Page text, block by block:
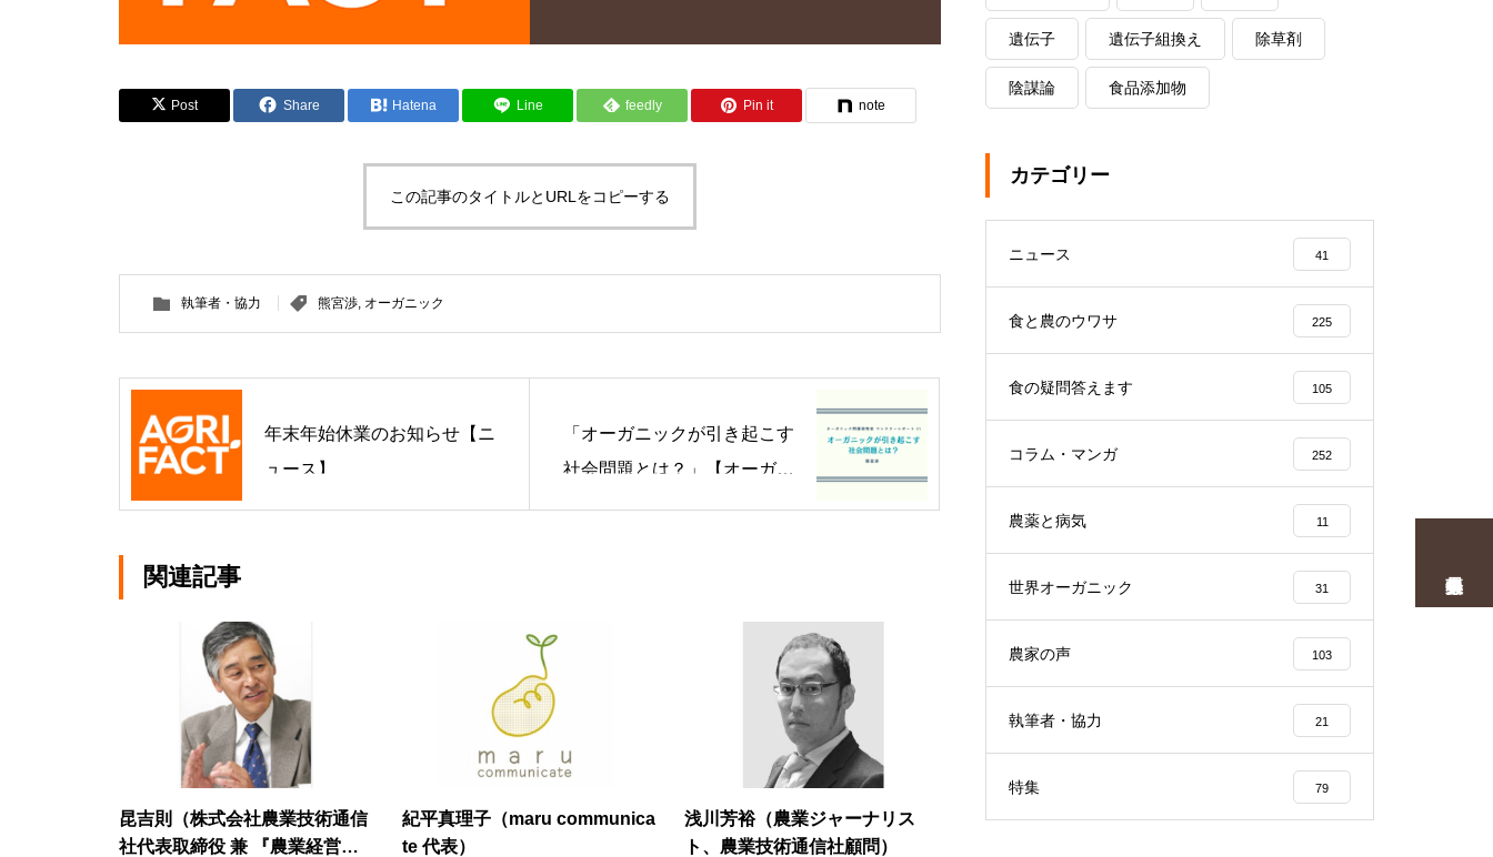
Post Share Hatena Line feedly Pin it note
この記事のタイトルとURLをコピーする
執筆者・協力 熊宮渉, オーガニック
年末年始休業のお知らせ【ニ
ュース】
「オーガニックが引き起こす
社会問題とは？」【オーガニ
ック問題研究会マンスリーレ
関連記事
昆吉則（株式会社農業技術通信
社代表取締役 兼 『農業経営
紀平真理子（maru communica
te 代表）
浅川芳裕（農業ジャーナリス
ト、農業技術通信社顧問）
遺伝子 遺伝子組換え 除草剤
陰謀論 食品添加物
カテゴリー
ニュース 41
食と農のウワサ 225
食の疑問答えます 105
コラム・マンガ 252
農薬と病気 11
世界オーガニック 31
農家の声 103
執筆者・協力 21
特集 79